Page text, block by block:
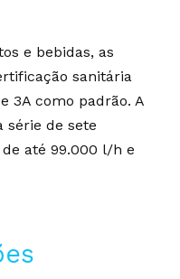
e bebidas, as
sanitária
3A como padrão. A
série de sete
até 99.000 l/h e